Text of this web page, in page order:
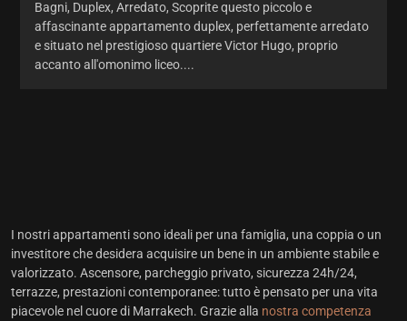
Bagni, Duplex, Arredato, Scoprite questo piccolo e
affascinante appartamento duplex, perfettamente arredato
e situato nel prestigioso quartiere Victor Hugo, proprio
accanto all'omonimo liceo....
I nostri appartamenti sono ideali per una famiglia, una coppia o un
investitore che desidera acquisire un bene in un ambiente stabile e
valorizzato. Ascensore, parcheggio privato, sicurezza 24h/24,
terrazze, prestazioni contemporanee: tutto è pensato per una vita
piacevole nel cuore di Marrakech. Grazie alla nostra competenza